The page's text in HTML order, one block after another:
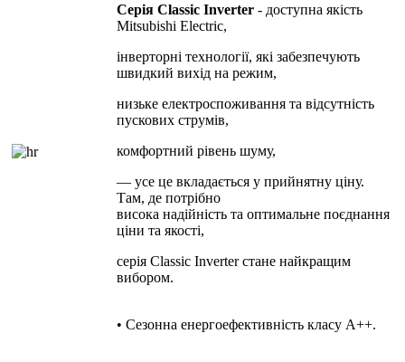
Серія Classic Inverter - доступна якість
Mitsubishi Electric,
інверторні технології, які забезпечують
швидкий вихід на режим,
низьке електроспоживання та відсутність
пускових струмів,
комфортний рівень шуму,
— усе це вкладається у прийнятну ціну.
Там, де потрібно
висока надійність та оптимальне поєднання
ціни та якості,
серія Classic Inverter стане найкращим
вибором.
• Сезонна енергоефективність класу А++.